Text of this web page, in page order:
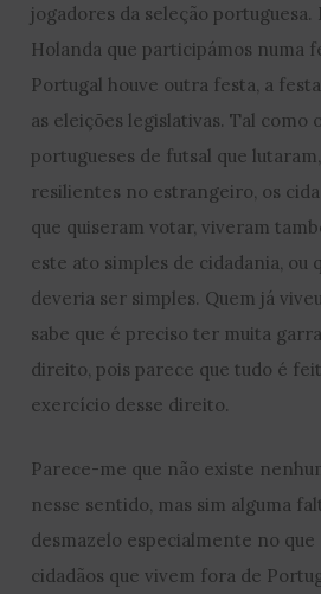
jogadores da seleção portuguesa.
Holanda que participámos numa
Portugal houve outra festa, a
as eleições legislativas. Tal como
portugueses de futsal que
resilientes no estrangeiro, os
que quiseram votar, viveram
este ato simples de cidadania, ou
deveria ser simples. Quem já
sabe que é preciso ter muita
direito, pois parece que tudo é
exercício desse direito.
Parece-me que não existe
nesse sentido, mas sim alguma
desmazelo especialmente no
cidadãos que vivem fora de